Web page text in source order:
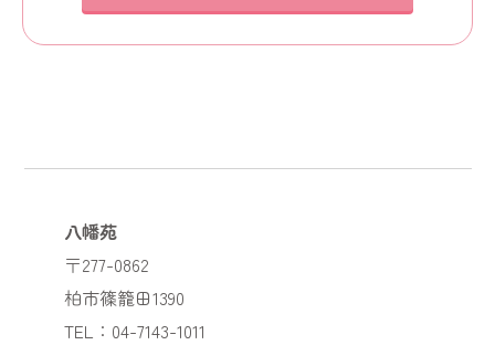
八幡苑
〒277-0862
柏市篠籠田1390
TEL：04-7143-1011